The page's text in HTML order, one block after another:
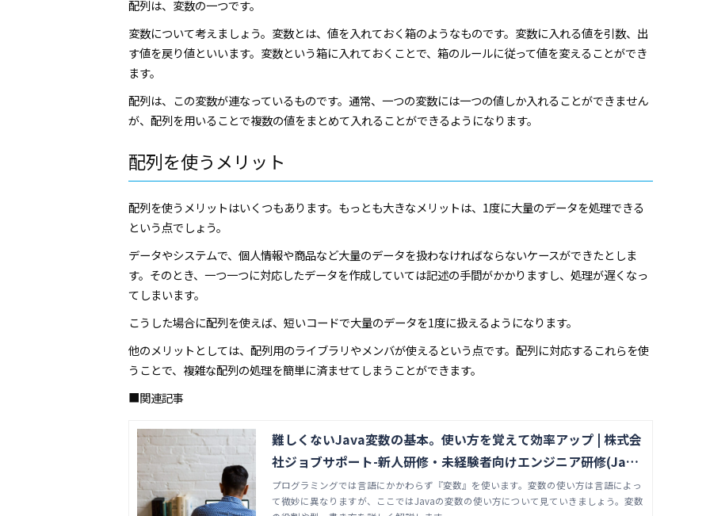
配列は、変数の一つです。
変数について考えましょう。変数とは、値を入れておく箱のようなものです。変数に入れる値を引数、出
す値を戻り値といいます。変数という箱に入れておくことで、箱のルールに従って値を変えることができ
ます。
配列は、この変数が連なっているものです。通常、一つの変数には一つの値しか入れることができません
が、配列を用いることで複数の値をまとめて入れることができるようになります。
配列を使うメリット
配列を使うメリットはいくつもあります。もっとも大きなメリットは、1度に大量のデータを処理できる
という点でしょう。
データやシステムで、個人情報や商品など大量のデータを扱わなければならないケースができたとしま
す。そのとき、一つ一つに対応したデータを作成していては記述の手間がかかりますし、処理が遅くなっ
てしまいます。
こうした場合に配列を使えば、短いコードで大量のデータを1度に扱えるようになります。
他のメリットとしては、配列用のライブラリやメンバが使えるという点です。配列に対応するこれらを使
うことで、複雑な配列の処理を簡単に済ませてしまうことができます。
■関連記事
難しくないJava変数の基本。使い方を覚えて効率アップ | 株式会
社ジョブサポート-新人研修・未経験者向けエンジニア研修(Jav
a,JavaScript)のジョブサポート
プログラミングでは言語にかかわらず『変数』を使います。変数の使い方は言語によっ
て微妙に異なりますが、ここではJavaの変数の使い方について見ていきましょう。変数